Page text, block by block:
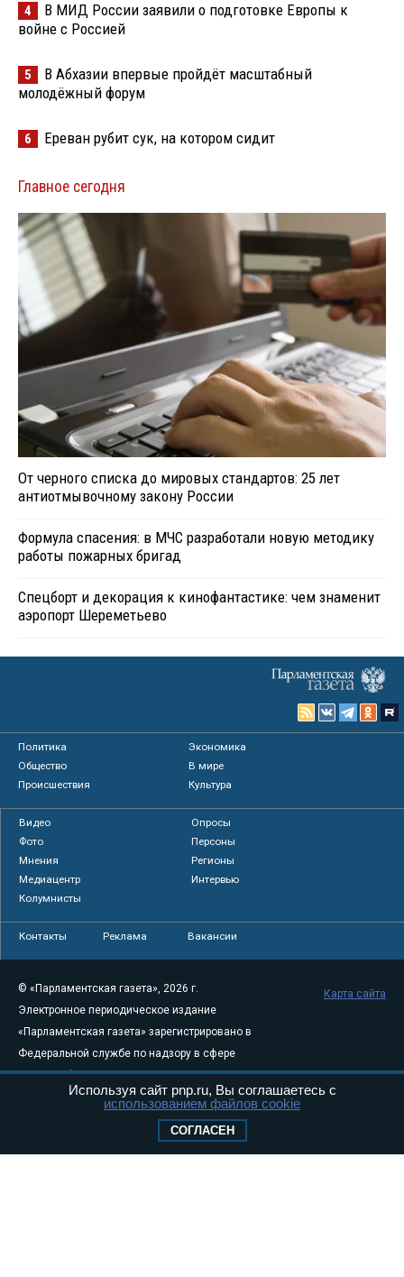
4
В МИД России заявили о подготовке Европы к
войне с Россией
5
В Абхазии впервые пройдёт масштабный
молодёжный форум
6 Ереван рубит сук, на котором сидит
Главное сегодня
От черного списка до мировых стандартов: 25 лет
антиотмывочному закону России
Формула спасения: в МЧС разработали новую методику
работы пожарных бригад
Спецборт и декорация к кинофантастике: чем знаменит
аэропорт Шереметьево
Политика
Экономика
Общество
В мире
Происшествия
Культура
Видео
Опросы
Фото
Персоны
Мнения
Регионы
Медиацентр
Интервью
Колумнисты
Контакты Реклама Вакансии
© «Парламентская газета», 2026 г.
Электронное периодическое издание
«Парламентская газета» зарегистрировано в
Федеральной службе по надзору в сфере
связи, информационных технологий и
массовых коммуникаций (Роскомнадзор) 05
Свидетельство о регистрации Эл № ФС77-
Карта сайта
Используя сайт pnp.ru, Вы соглашаетесь с
использованием файлов cookie
СОГЛАСЕН